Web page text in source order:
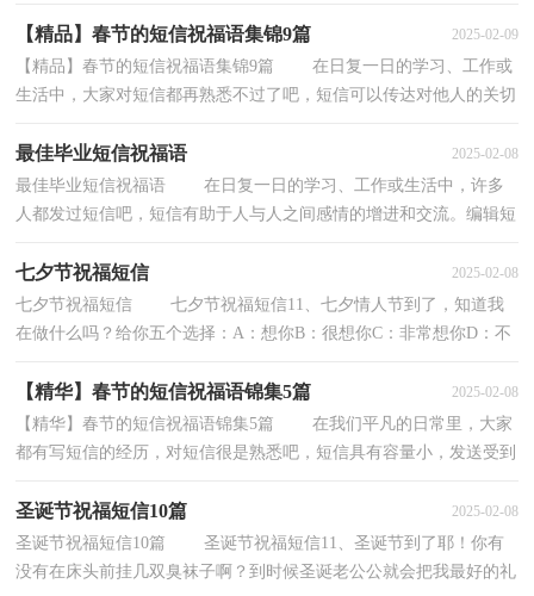
【精品】春节的短信祝福语集锦9篇 2025-02-09
【精品】春节的短信祝福语集锦9篇 在日复一日的学习、工作或
生活中，大家对短信都再熟悉不过了吧，短信可以传达对他人的关切
最佳毕业短信祝福语 2025-02-08
最佳毕业短信祝福语 在日复一日的学习、工作或生活中，许多
人都发过短信吧，短信有助于人与人之间感情的增进和交流。编辑短
七夕节祝福短信 2025-02-08
七夕节祝福短信 七夕节祝福短信11、七夕情人节到了，知道我
在做什么吗？给你五个选择：A：想你B：很想你C：非常想你D：不
感...
【精华】春节的短信祝福语锦集5篇 2025-02-08
【精华】春节的短信祝福语锦集5篇 在我们平凡的日常里，大家
都有写短信的经历，对短信很是熟悉吧，短信具有容量小，发送受到
圣诞节祝福短信10篇 2025-02-08
圣诞节祝福短信10篇 圣诞节祝福短信11、圣诞节到了耶！你有
没有在床头前挂几双臭袜子啊？到时候圣诞老公公就会把我最好的礼